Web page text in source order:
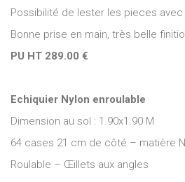
Possibilité de lester les pieces avec
Bonne prise en main, très belle
PU HT 289.00 €
Echiquier Nylon enroulable
Dimension au sol : 1.90x1.90 M
64 cases 21 cm de côté – matière
Roulable – Œillets aux angles